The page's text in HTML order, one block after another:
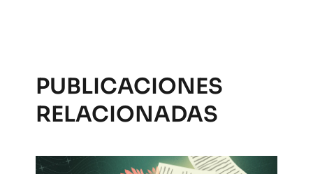
PUBLICACIONES
RELACIONADAS